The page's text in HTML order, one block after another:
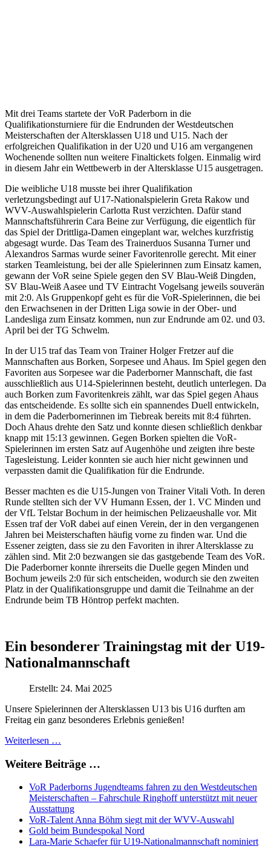
Mit drei Teams startete der VoR Paderborn in die
Qualifikationsturniere für die Endrunden der Westdeutschen
Meisterschaften der Altersklassen U18 und U15. Nach der
erfolgreichen Qualifikation in der U20 und U16 am vergangenen
Wochenende sollten nun weitere Finaltickets folgen. Einmalig wird
in diesem Jahr ein Wettbewerb in der Altersklasse U15 ausgetragen.
Die weibliche U18 musste bei ihrer Qualifikation
verletzungsbedingt auf U17-Nationalspielerin Greta Rakow und
WVV-Auswahlspielerin Carlotta Rust verzichten. Dafür stand
Mannschaftsführerin Cara Beine zur Verfügung, die eigentlich für
das Spiel der Drittliga-Damen eingeplant war, welches kurzfristig
abgesagt wurde. Das Team des Trainerduos Susanna Turner und
Alexandros Sarmas wurde seiner Favoritenrolle gerecht. Mit einer
starken Teamleistung, bei der alle Spielerinnen zum Einsatz kamen,
gewann der VoR seine Spiele gegen den SV Blau-Weiß Dingden,
SV Blau-Weiß Aasee und TV Eintracht Vogelsang jeweils souverän
mit 2:0. Als Gruppenkopf geht es für die VoR-Spielerinnen, die bei
den Erwachsenen in der Dritten Liga sowie in der Ober- und
Landesliga zum Einsatz kommen, nun zur Endrunde am 02. und 03.
April bei der TG Schwelm.
In der U15 traf das Team von Trainer Holger Fretzer auf die
Mannschaften aus Borken, Sorpesee und Ahaus. Im Spiel gegen den
Favoriten aus Sorpesee war die Paderborner Mannschaft, die fast
ausschließlich aus U14-Spielerinnen besteht, deutlich unterlegen. Da
auch Borken zum Favoritenkreis zählt, war das Spiel gegen Ahaus
das entscheidende. Es sollte sich ein spannendes Duell entwickeln,
in dem die Paderbornerinnen im Tiebreak bereits mit 8:4 führten.
Doch Ahaus drehte den Satz und konnte diesen schließlich denkbar
knapp mit 15:13 gewinnen. Gegen Borken spielten die VoR-
Spielerinnen im ersten Satz auf Augenhöhe und zeigten ihre beste
Tagesleistung. Leider konnten sie auch hier nicht gewinnen und
verpassten damit die Qualifikation für die Endrunde.
Besser machten es die U15-Jungen von Trainer Vitali Voth. In deren
Runde stellten sich der VV Humann Essen, der 1. VC Minden und
der VfL Telstar Bochum in der heimischen Pelizaeushalle vor. Mit
Essen traf der VoR dabei auf einen Verein, der in den vergangenen
Jahren bei Meisterschaften häufig vorne zu finden war. Und die
Essener zeigten, dass sie zu den Favoriten in ihrer Altersklasse zu
zählen sind. Mit 2:0 bezwangen sie das gastgebende Team des VoR.
Die Paderborner konnte ihrerseits die Duelle gegen Minden und
Bochum jeweils 2:0 für sich entscheiden, wodurch sie den zweiten
Platz in der Qualifikationsgruppe und damit die Teilnahme an der
Endrunde beim TB Höntrop perfekt machten.
Ein besonderer Trainingstag mit der U19-
Nationalmannschaft
Erstellt: 24. Mai 2025
Unsere Spielerinnen der Altersklassen U13 bis U16 durften am
Freitag ein ganz besonderes Erlebnis genießen!
Weiterlesen …
Weitere Beiträge …
VoR Paderborns Jugendteams fahren zu den Westdeutschen
Meisterschaften – Fahrschule Ringhoff unterstützt mit neuer
Ausstattung
VoR-Talent Anna Böhm siegt mit der WVV-Auswahl
Gold beim Bundespokal Nord
Lara-Marie Schaefer für U19-Nationalmannschaft nominiert